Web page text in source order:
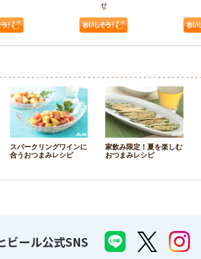
せ
スパークリングワインに
合うおつまみレシピ
家飲み限定！夏を楽しむ
おつまみレシピ
ビール公式SNS